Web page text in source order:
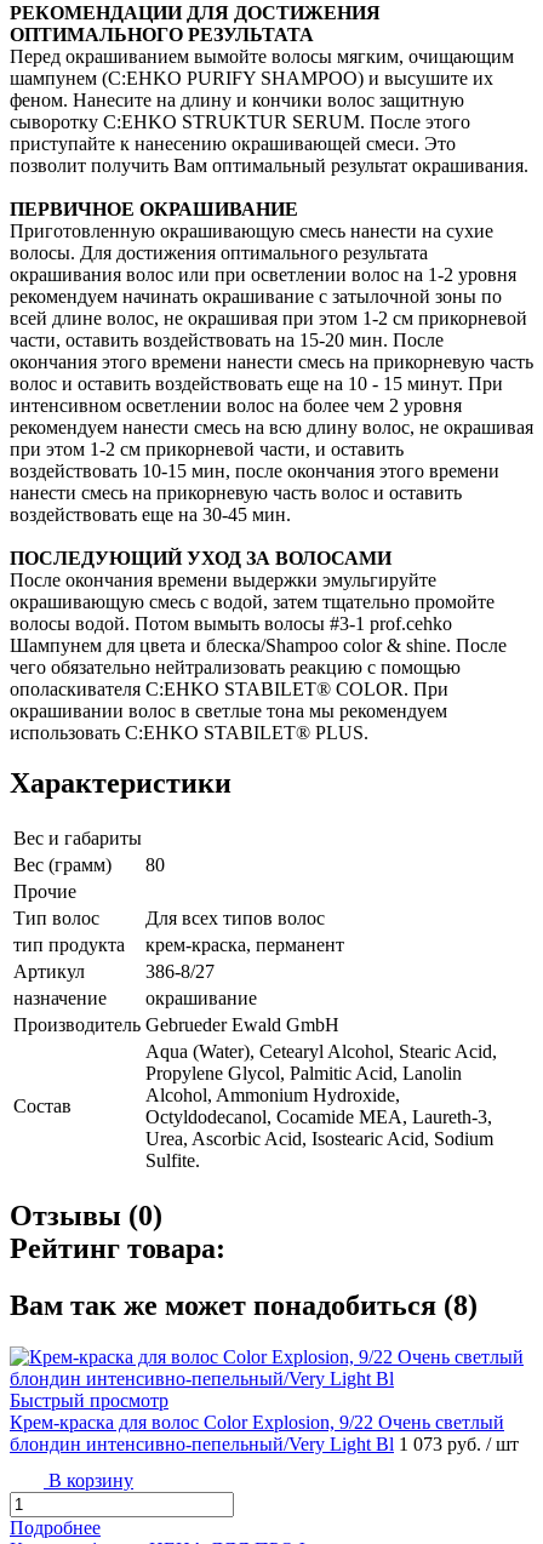
РЕКОМЕНДАЦИИ ДЛЯ ДОСТИЖЕНИЯ
ОПТИМАЛЬНОГО РЕЗУЛЬТАТА
Перед окрашиванием вымойте волосы мягким, очищающим
шампунем (C:EHKO PURIFY SHAMPOO) и высушите их
феном. Нанесите на длину и кончики волос защитную
сыворотку C:EHKO STRUKTUR SERUM. После этого
приступайте к нанесению окрашивающей смеси. Это
позволит получить Вам оптимальный результат окрашивания.
ПЕРВИЧНОЕ ОКРАШИВАНИЕ
Приготовленную окрашивающую смесь нанести на сухие
волосы. Для достижения оптимального результата
окрашивания волос или при осветлении волос на 1-2 уровня
рекомендуем начинать окрашивание с затылочной зоны по
всей длине волос, не окрашивая при этом 1-2 см прикорневой
части, оставить воздействовать на 15-20 мин. После
окончания этого времени нанести смесь на прикорневую часть
волос и оставить воздействовать еще на 10 - 15 минут. При
интенсивном осветлении волос на более чем 2 уровня
рекомендуем нанести смесь на всю длину волос, не окрашивая
при этом 1-2 см прикорневой части, и оставить
воздействовать 10-15 мин, после окончания этого времени
нанести смесь на прикорневую часть волос и оставить
воздействовать еще на 30-45 мин.
ПОСЛЕДУЮЩИЙ УХОД ЗА ВОЛОСАМИ
После окончания времени выдержки эмульгируйте
окрашивающую смесь с водой, затем тщательно промойте
волосы водой. Потом вымыть волосы #3-1 prof.cehko
Шампунем для цвета и блеска/Shampoo color & shine. После
чего обязательно нейтрализовать реакцию с помощью
ополаскивателя C:EHKO STABILET® COLOR. При
окрашивании волос в светлые тона мы рекомендуем
использовать C:EHKO STABILET® PLUS.
Характеристики
Вес и габариты
Вес (грамм)
80
Прочие
Тип волос
Для всех типов волос
тип продукта
крем-краска, перманент
Артикул
386-8/27
назначение
окрашивание
Производитель Gebrueder Ewald GmbH
Состав
Aqua (Water), Cetearyl Alcohol, Stearic Acid,
Propylene Glycol, Palmitic Acid, Lanolin
Alcohol, Ammonium Hydroxide,
Octyldodecanol, Cocamide MEA, Laureth-3,
Urea, Ascorbic Acid, Isostearic Acid, Sodium
Sulfite.
Отзывы (0)
Рейтинг товара:
Вам так же может понадобиться (8)
Быстрый просмотр
Крем-краска для волос Color Explosion, 9/22 Очень светлый
блондин интенсивно-пепельный/Very Light Bl 1 073 руб. / шт
В корзину
Подробнее